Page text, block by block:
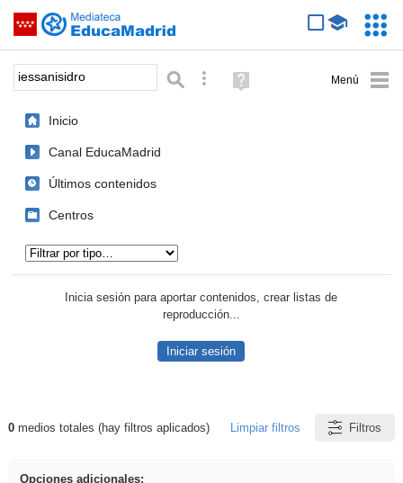
Saltar navegación
Palabra o frase: Búsqueda avanzada
Ayuda
(en
Inicio
Canal EducaMadrid
Últimos contenidos
Centros
Inicia sesión para aportar contenidos, crear listas de
reproducción...
Iniciar sesión
Resultados de: iessanisidro
0medios totales (hay filtros aplicados) Limpiar filtros Filtros
Opciones adicionales: